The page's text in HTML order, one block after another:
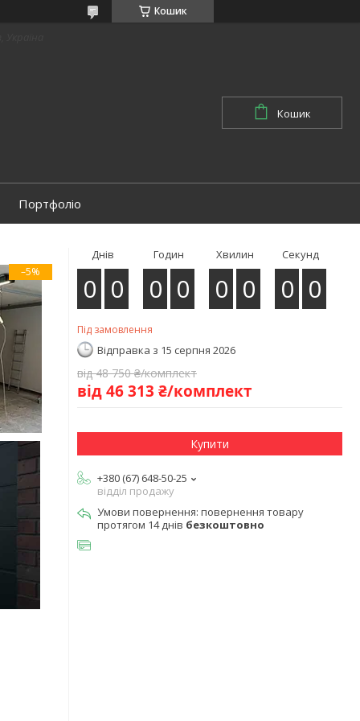
Кошик
Кошик
Портфоліо
–5%
Днів
0 0
Годин
0 0
Хвилин
0 0
Секунд
0 0
Під замовлення
Відправка з 15 серпня 2026
від 48 750 ₴/комплект
від 46 313 ₴/комплект
Купити
+380 (67) 648-50-25
відділ продажу
повернення товару
протягом 14 днів безкоштовно